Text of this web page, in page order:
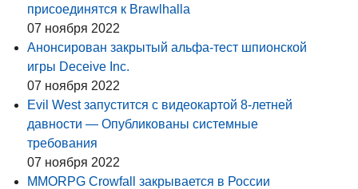
присоединятся к Brawlhalla
07 ноября 2022
Анонсирован закрытый альфа-тест шпионской
игры Deceive Inc.
07 ноября 2022
Evil West запустится с видеокартой 8-летней
давности — Опубликованы системные
требования
07 ноября 2022
MMORPG Crowfall закрывается в России